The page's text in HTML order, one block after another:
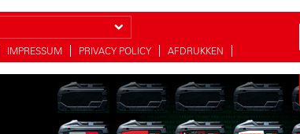
IMPRESSUM PRIVACY POLICY AFDRUKKEN